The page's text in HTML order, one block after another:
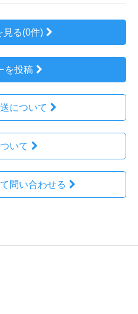
見る(0件)
を投稿
について
いて
問い合わせる